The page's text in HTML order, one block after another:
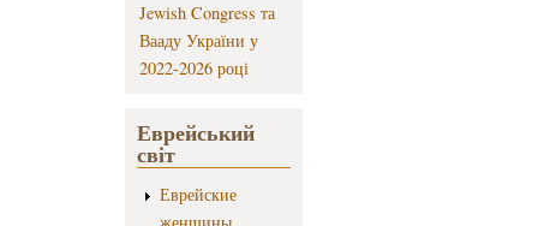
Jewish Congress та
Вааду України у
2022-2026 році
Еврейський
світ
Еврейские